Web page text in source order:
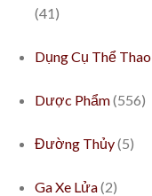
(41)
Dụng Cụ Thể Thao
Dược Phẩm(556)
Đường Thủy(5)
Ga Xe Lửa(2)